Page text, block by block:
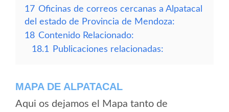
17 Oficinas de correos cercanas a Alpatacal
del estado de Provincia de Mendoza:
18 Contenido Relacionado:
18.1
Publicaciones relacionadas:
MAPA DE ALPATACAL
Aqui os dejamos el Mapa tanto de